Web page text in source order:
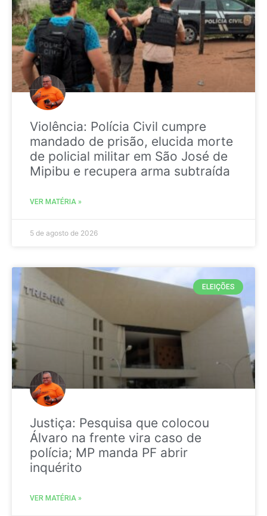
Violência: Polícia Civil cumpre
mandado de prisão, elucida morte
de policial militar em São José de
Mipibu e recupera arma subtraída
VER MATÉRIA »
5 de agosto de 2026
ELEIÇÕES
Justiça: Pesquisa que colocou
Álvaro na frente vira caso de
polícia; MP manda PF abrir
inquérito
VER MATÉRIA »